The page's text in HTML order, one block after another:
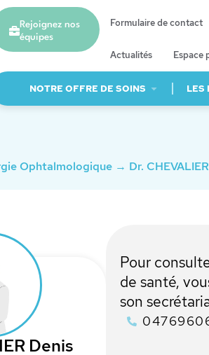
Rejoignez nos
équipes
Formulaire de contact
Actualités Espace
NOTRE OFFRE DE SOINS LES
Ophtalmologique → Dr.
Denis
Pour
de santé,
son